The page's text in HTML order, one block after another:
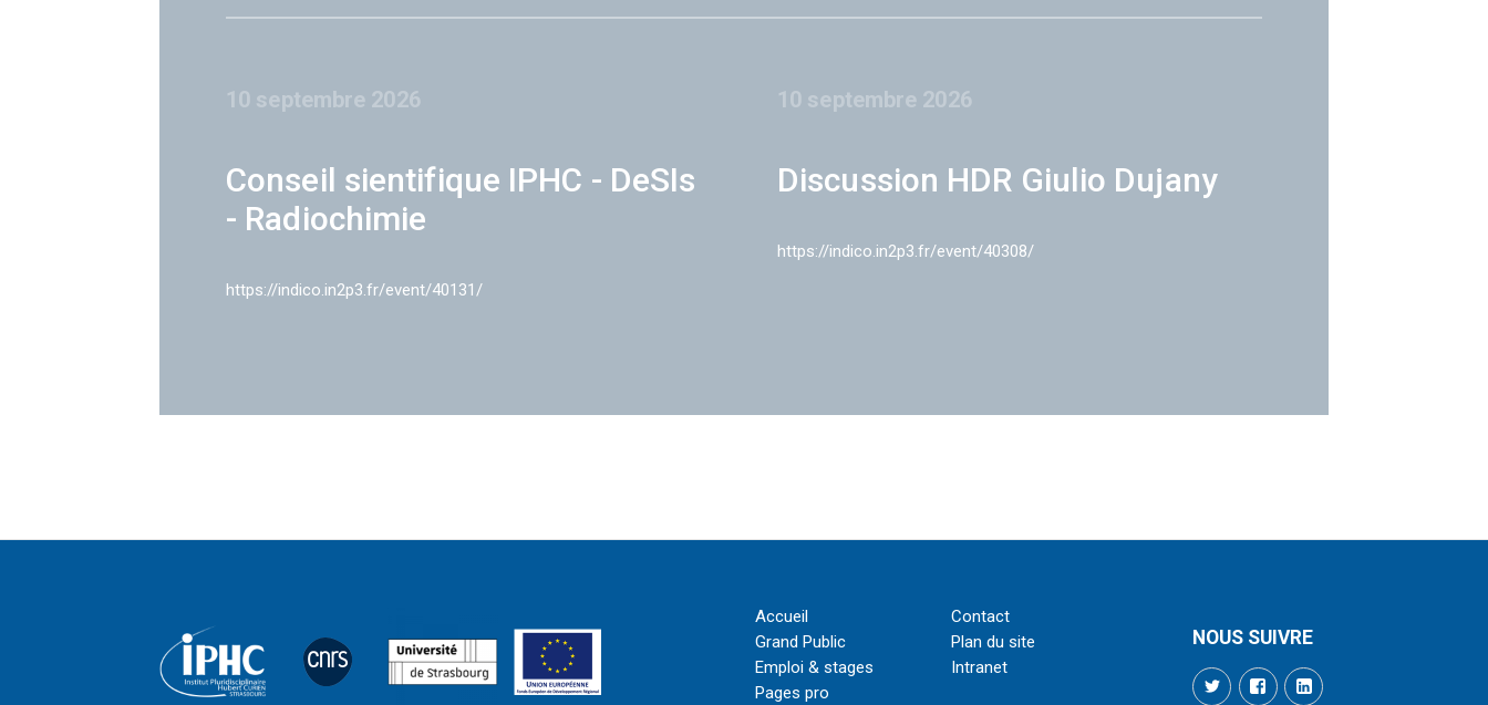
10 septembre 2026
Conseil sientifique IPHC - DeSIs
- Radiochimie
https://indico.in2p3.fr/event/40131/
10 septembre 2026
Discussion HDR Giulio Dujany
https://indico.in2p3.fr/event/40308/
Accueil
Grand Public
Emploi & stages
Pages pro
Contact
Plan du site
Intranet
NOUS SUIVRE
TwitterFacebookLinkedIn